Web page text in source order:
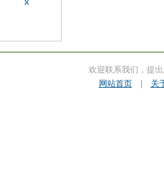
欢迎联系我们，提
网站首页| 关